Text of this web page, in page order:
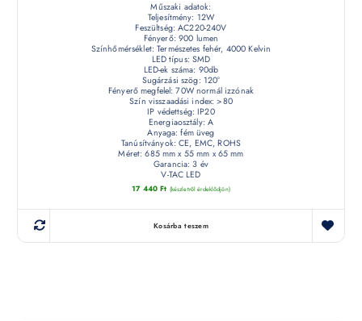
Műszaki adatok:
Teljesítmény: 12W
Feszültség: AC220-240V
Fényerő: 900 lumen
Színhőmérséklet: Természetes fehér, 4000 Kelvin
LED típus: SMD
LED-ek száma: 90db
Sugárzási szög: 120°
Fényerő megfelel: 70W normál izzónak
Szín visszaadási index: >80
IP védettség: IP20
Energiaosztály: A
Anyaga: fém üveg
Tanúsítványok: CE, EMC, ROHS
Méret: 685 mm x 55 mm x 65 mm
Garancia: 3 év
V-TAC LED
17 440Ft (készletről érdeklődjön)
Kosárba teszem